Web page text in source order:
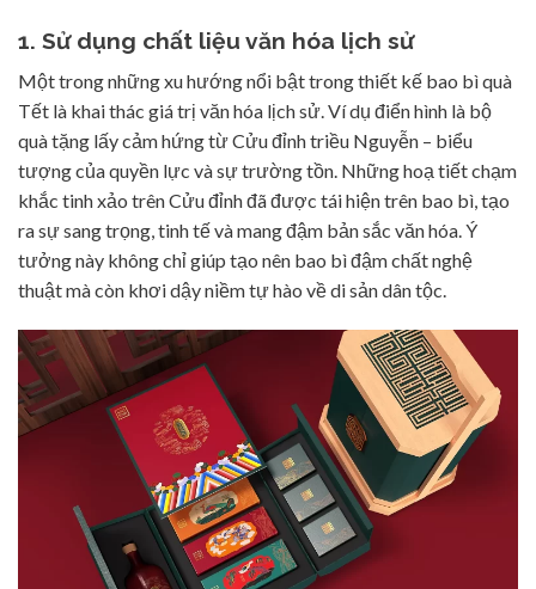
1. Sử dụng chất liệu văn hóa lịch sử
Một trong những xu hướng nổi bật trong thiết kế bao bì quà
Tết là khai thác giá trị văn hóa lịch sử. Ví dụ điển hình là bộ
quà tặng lấy cảm hứng từ Cửu đỉnh triều Nguyễn – biểu
tượng của quyền lực và sự trường tồn. Những hoạ tiết chạm
khắc tinh xảo trên Cửu đỉnh đã được tái hiện trên bao bì, tạo
ra sự sang trọng, tinh tế và mang đậm bản sắc văn hóa. Ý
tưởng này không chỉ giúp tạo nên bao bì đậm chất nghệ
thuật mà còn khơi dậy niềm tự hào về di sản dân tộc.